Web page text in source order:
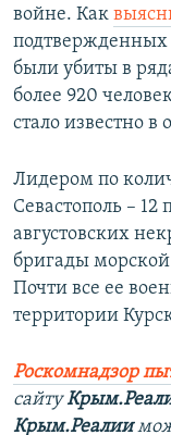
войне. Как
были убиты в
более 920
стало известно в
Лидером по
Севастополь –
августовских
бригады
Почти все ее
территории
Роскомнадзор
сайту
Крым.Реалии